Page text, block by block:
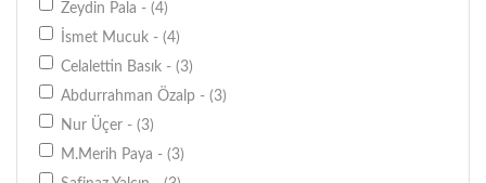
Genel - (1)
Genel - (1)
Zeydin Pala - (4)
İsmet Mucuk - (4)
Celalettin Basık - (3)
Abdurrahman Özalp - (3)
Nur Üçer - (3)
M.Merih Paya - (3)